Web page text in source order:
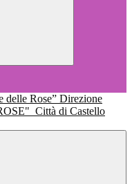
Direzione
Città di Castello